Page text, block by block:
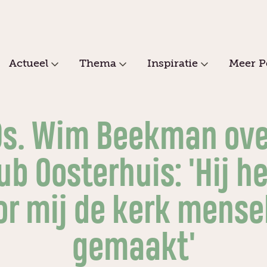
Actueel Thema Inspiratie Meer
Wim Beekman
Oosterhuis: 'Hij
mij de kerk
gemaakt'